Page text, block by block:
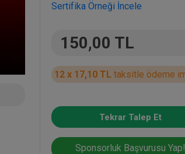
Sertifika Örneği İncele
150,00 TL
12 x 17,10 TL taksitle ödeme
Tekrar Talep Et
Sponsorluk Başvurusu Yap!